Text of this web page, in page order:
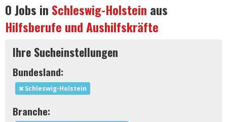
0Jobs in Schleswig-Holstein aus
Hilfsberufe und Aushilfskräfte
Ihre Sucheinstellungen
Bundesland:
Schleswig-Holstein
Branche: